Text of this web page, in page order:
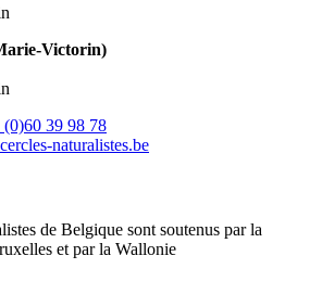
Victorin)
93 06(0) 23+
selcrec@ofni
de Belgique sont soutenus par la
et par la Wallonie